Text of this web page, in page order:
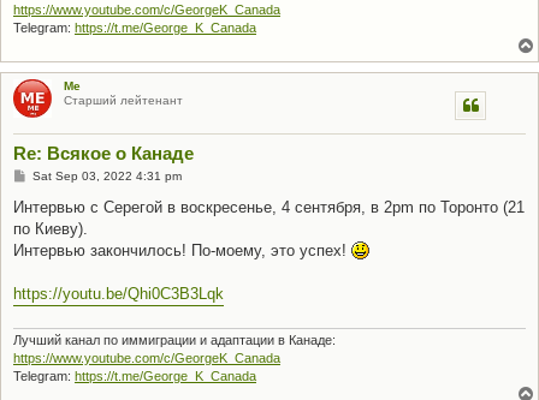
https://www.youtube.com/c/GeorgeK_Canada
Telegram: https://t.me/George_K_Canada
Me
Старший лейтенант
Re: Всякое о Канаде
P
s
Sat Sep 03, 2022 4:31 pm
Интервью с Серегой в воскресенье, 4 сентября, в 2pm по Торонто (21
по Киеву).
Интервью закончилось! По-моему, это успех!
https://youtu.be/Qhi0C3B3Lqk
Лучший канал по иммиграции и адаптации в Канаде:
https://www.youtube.com/c/GeorgeK_Canada
Telegram: https://t.me/George_K_Canada